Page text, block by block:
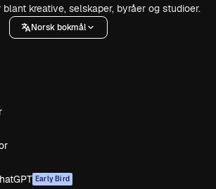
kreative, selskaper, byråer og studioer.
Norsk bokmål
Early Bird